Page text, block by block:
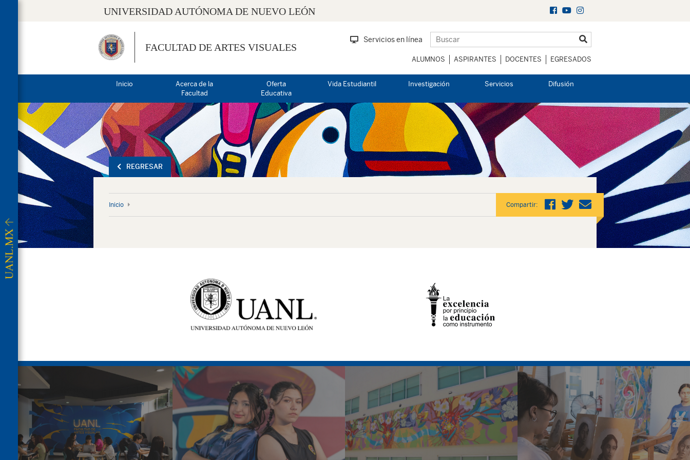
UNIVERSIDAD AUTÓNOMA DE NUEVO LEÓN
FACULTAD DE ARTES VISUALES
Servicios en línea
ALUMNOS ASPIRANTES DOCENTES EGRESADOS
Inicio
Acerca de la
Facultad
Oferta
Educativa
Vida Estudiantil Investigación Servicios Difusión
REGRESAR
Inicio Compartir: